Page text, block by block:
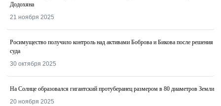
Додохяна
21 ноября 2025
Росимущество получило контроль над активами Боброва и Бикова после решения
суда
30 октября 2025
На Солнце образовался гигантский протуберанец размером в 80 диаметров Земли
20 ноября 2025